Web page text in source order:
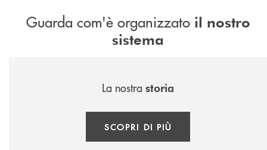
Guarda com'è organizzato il nostro
sistema
La nostra storia
SCOPRI DI PIÙ